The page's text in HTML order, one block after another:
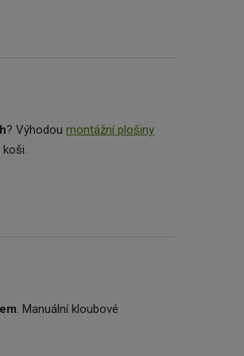
? Výhodou montážní plošiny
. Manuální kloubové